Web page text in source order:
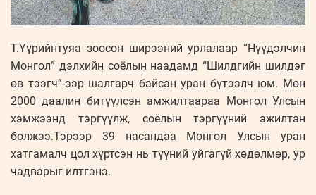
Т.Үүрийнтуяа зоосон ширээний урлалаар “Нүүдэлчин
Монгол” дэлхийн соёлын наадамд “Шилдгийн шилдэг
өв тээгч”-ээр шалгарч байсан уран бүтээлч юм. Мөн
2000 даалин битүүлсэн амжилтаараа Монгол Улсын
хэмжээнд тэргүүлж, соёлын тэргүүний ажилтан
болжээ.Тэрээр 39 насандаа Монгол Улсын уран
хатгамалч цол хүртсэн нь түүний уйгагүй хөдөлмөр, ур
чадварыг илтгэнэ.